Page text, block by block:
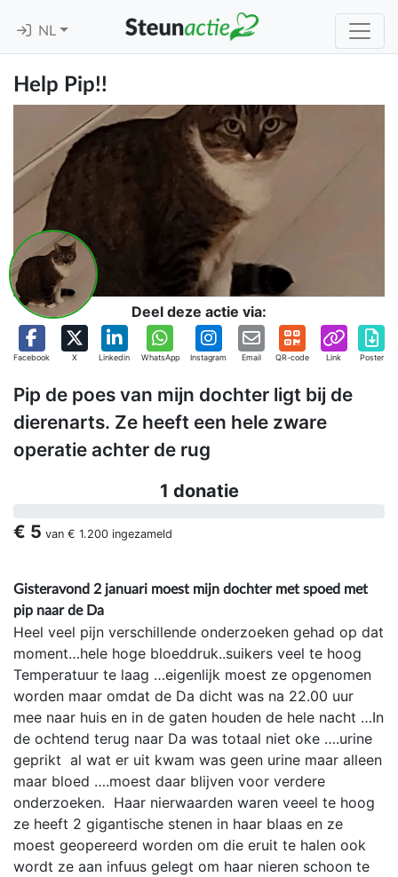
NL
Help Pip!!
Deel deze actie via:
Facebook X Linkedin WhatsApp Instagram Email QR-code Link Poster
Pip de poes van mijn dochter ligt bij de
dierenarts. Ze heeft een hele zware
operatie achter de rug
1 donatie
€ 5 van € 1.200 ingezameld
Gisteravond 2 januari moest mijn dochter met spoed met
pip naar de Da
Heel veel pijn verschillende onderzoeken gehad op dat
moment…hele hoge bloeddruk..suikers veel te hoog
Temperatuur te laag …eigenlijk moest ze opgenomen
worden maar omdat de Da dicht was na 22.00 uur
mee naar huis en in de gaten houden de hele nacht …In
de ochtend terug naar Da was totaal niet oke ….urine
geprikt al wat er uit kwam was geen urine maar alleen
maar bloed ….moest daar blijven voor verdere
onderzoeken. Haar nierwaarden waren veeel te hoog
ze heeft 2 gigantische stenen in haar blaas en ze
moest geopereerd worden om die eruit te halen ook
wordt ze aan infuus gelegt om haar nieren schoon te